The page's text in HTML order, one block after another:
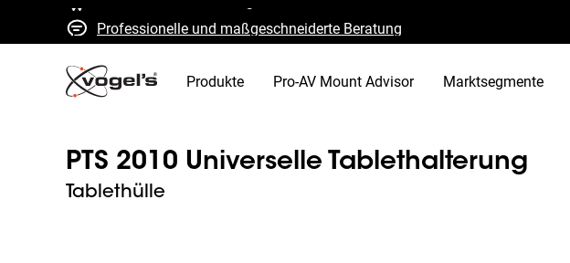
Professionelle und maßgeschneiderte Beratung
Schnelle Kostenvoranschläge und Lieferung
Hohe Qualität garantiert
Produkte Pro-AV Mount Advisor Marktsegmente
PTS 2010 Universelle Tablethalterung
Tablethülle